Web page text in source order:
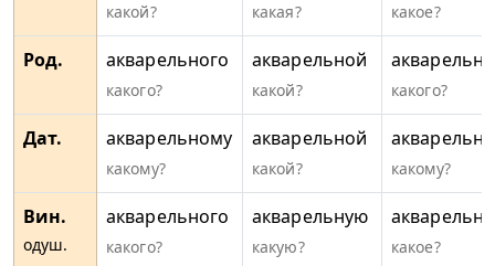
какой? какая? какое?
Род. акварельного
какого?
акварельной
какой? какого?
Дат. акварельному
какому?
акварельной
какой? какому?
Вин.
одуш.
акварельного
какого?
акварельную
какую? какое?